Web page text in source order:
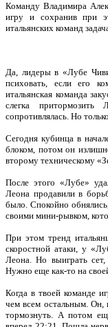
Команду Владимира
игру и сохранив при
итальянских команд
Да, лидеры в «Лубе
психовать, если его
итальянская команда
слегка
сопротивлялась. Но
Сегодня кубинца в
блоком, потом он
второму техническому
После этого «Лубе»
Леона продавили в
было. Спокойно
своими мини-рывком,
При этом тренд
скоростной атаки, у
Леона. Но выиграть
Нужно еще как-то на
Когда в твоей команде
чем всем остальным. Он,
тормознуть. А потом